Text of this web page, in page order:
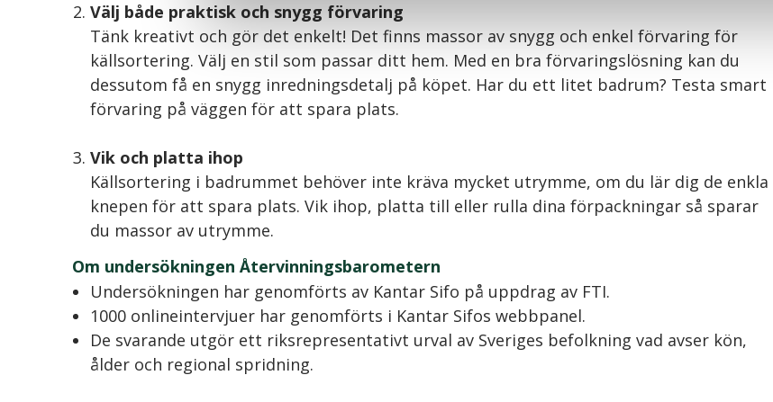
Välj både praktisk och snygg förvaring
Tänk kreativt och gör det enkelt! Det finns massor av snygg och enkel förvaring för
källsortering. Välj en stil som passar ditt hem. Med en bra förvaringslösning kan du
dessutom få en snygg inredningsdetalj på köpet. Har du ett litet badrum? Testa smart
förvaring på väggen för att spara plats.
Vik och platta ihop
Källsortering i badrummet behöver inte kräva mycket utrymme, om du lär dig de enkla
knepen för att spara plats. Vik ihop, platta till eller rulla dina förpackningar så sparar
du massor av utrymme.
Om undersökningen Återvinningsbarometern
Undersökningen har genomförts av Kantar Sifo på uppdrag av FTI.
1000 onlineintervjuer har genomförts i Kantar Sifos webbpanel.
De svarande utgör ett riksrepresentativt urval av Sveriges befolkning vad avser kön,
ålder och regional spridning.